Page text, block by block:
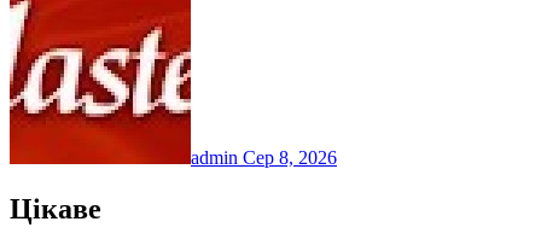
admin Сер 8, 2026
Цікаве